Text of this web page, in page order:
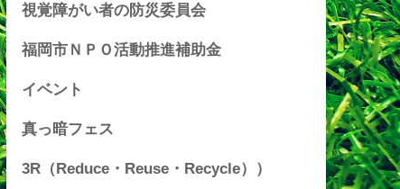
視覚障がい者の防災委員会
福岡市ＮＰＯ活動推進補助金
イベント
真っ暗フェス
3R（Reduce・Reuse・Recycle））